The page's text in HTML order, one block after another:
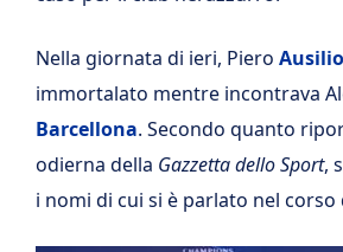
Nella giornata di ieri, Piero Ausilio
immortalato mentre incontrava
Barcellona. Secondo quanto
odierna della Gazzetta dello Sport,
i nomi di cui si è parlato nel corso